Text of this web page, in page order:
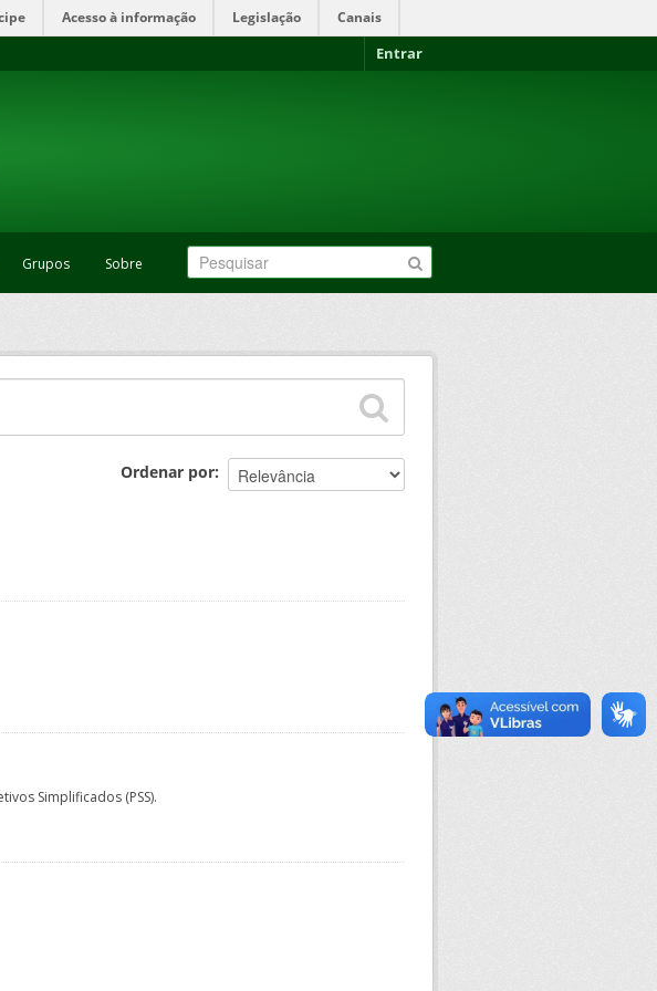
Acesso à informação Legislação Canais
Entrar
Grupos Sobre
Ordenar por
Simplificados (PSS).